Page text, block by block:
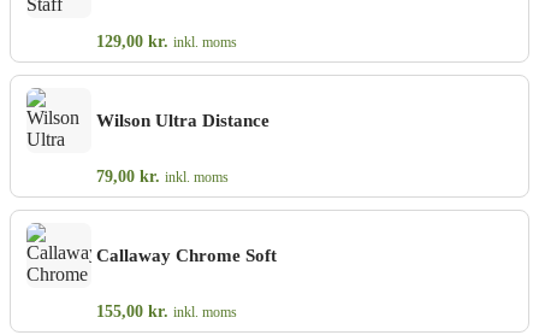
129,00 kr. inkl. moms
Wilson Ultra Distance
79,00 kr. inkl. moms
Callaway Chrome Soft
155,00 kr. inkl. moms